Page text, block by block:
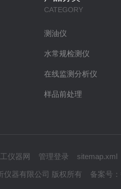
CATEGORY
测油仪
水常规检测仪
在线监测分析仪
样品前处理
仪器网 管理登录 sitemap.xml
仪器有限公司 版权所有 备案号：